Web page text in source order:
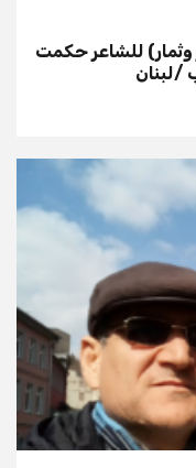
وثمار) للشاعر حكمت
/لبنان